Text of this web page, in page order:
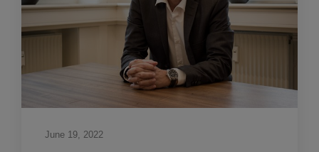
June 19, 2022